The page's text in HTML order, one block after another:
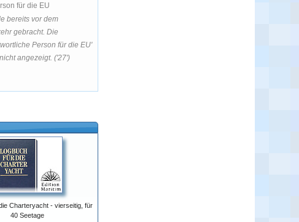
für die EU
bereits vor dem
gebracht. Die
Person für die EU'
angezeigt. ('27')
Charteryacht - vierseitig, für
40 Seetage